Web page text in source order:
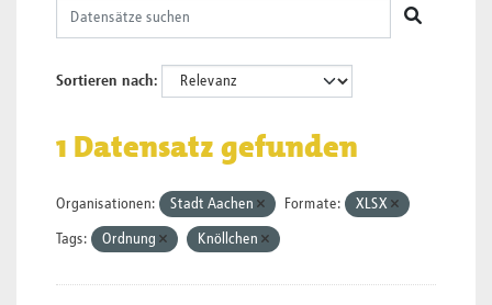
Sortieren nach
1 Datensatz gefunden
Organisationen: Stadt Aachen Formate: XLSX
Tags: Ordnung Knöllchen